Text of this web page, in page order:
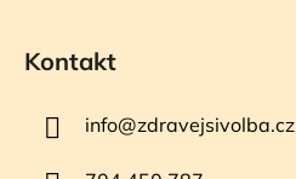
Kontakt
info@zdravejsivolba.cz